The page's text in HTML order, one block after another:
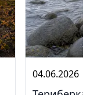
04.06.2026